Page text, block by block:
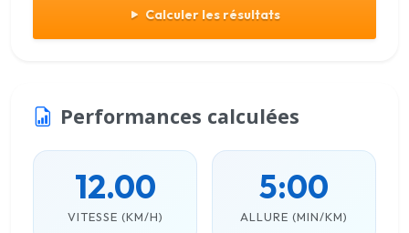
Calculer les résultats
Performances calculées
12.00
VITESSE (KM/H)
5:00
ALLURE (MIN/KM)